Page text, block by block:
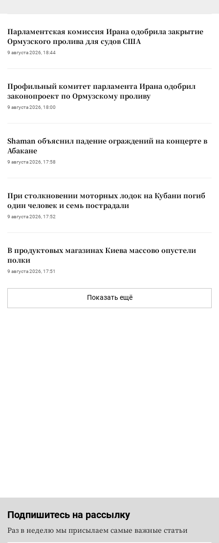
Парламентская комиссия Ирана одобрила закрытие
Ормузского пролива для судов США
9 августа 2026, 18:44
Профильный комитет парламента Ирана одобрил
законопроект по Ормузскому проливу
9 августа 2026, 18:00
Shaman объяснил падение ограждений на концерте в
Абакане
9 августа 2026, 17:58
При столкновении моторных лодок на Кубани погиб
один человек и семь пострадали
9 августа 2026, 17:52
В продуктовых магазинах Киева массово опустели
полки
9 августа 2026, 17:51
Показать ещё
Подпишитесь на рассылку
Раз в неделю мы присылаем самые важные статьи